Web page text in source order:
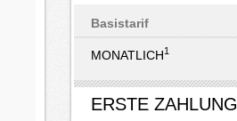
Basistarif
MONATLICH1
ERSTE ZAHLUNG